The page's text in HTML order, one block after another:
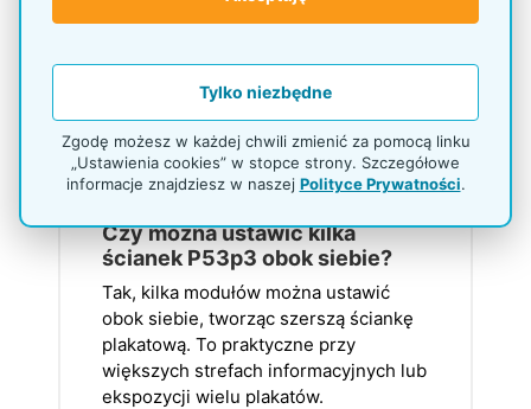
podstawie. Każdą stopkę można
wkręcić lub wykręcić, aby ustawić
konstrukcję względem podłogi.
Czy można ustawić kilka
ścianek P53p3 obok siebie?
Tak, kilka modułów można ustawić
obok siebie, tworząc szerszą ściankę
plakatową. To praktyczne przy
większych strefach informacyjnych lub
ekspozycji wielu plakatów.
Tylko niezbędne
Zgodę możesz w każdej chwili zmienić za pomocą linku
„Ustawienia cookies” w stopce strony. Szczegółowe
informacje znajdziesz w naszej Polityce Prywatności.